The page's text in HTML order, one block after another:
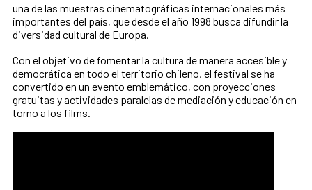
una de las muestras cinematográficas internacionales más
importantes del país, que desde el año 1998 busca difundir la
diversidad cultural de Europa.
Con el objetivo de fomentar la cultura de manera accesible y
democrática en todo el territorio chileno, el festival se ha
convertido en un evento emblemático, con proyecciones
gratuitas y actividades paralelas de mediación y educación en
torno a los films.